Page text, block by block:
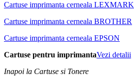
Cartuse imprimanta cerneala LEXMARK
Cartuse imprimanta cerneala BROTHER
Cartuse imprimanta cerneala EPSON
Cartuse pentru imprimantaVezi detalii
Inapoi la Cartuse si Tonere